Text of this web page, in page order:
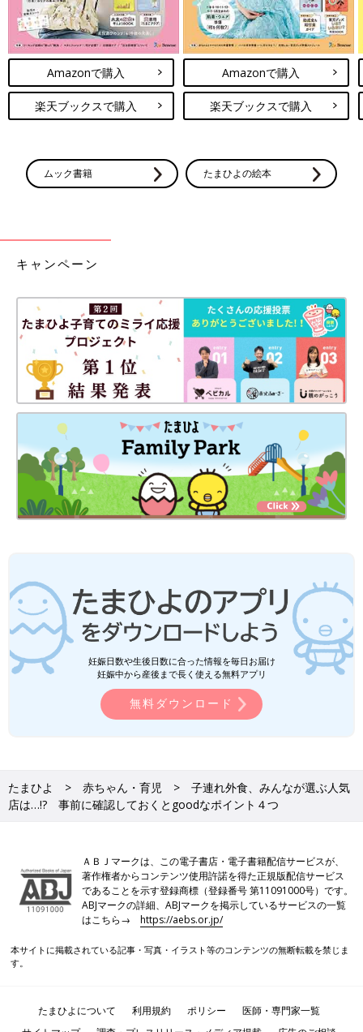
Amazonで購入
楽天ブックスで購入
Amazonで購入
楽天ブックスで購入
ムック書籍 たまひよの絵本
キャンペーン
妊娠日数や生後日数に合った情報を毎日お届け
妊娠中から産後まで長く使える無料アプリ
無料ダウンロード
たまひよ 赤ちゃん・育児
子連れ外食、みんなが選ぶ人気
店は…!? 事前に確認しておくとgoodなポイント４つ
ＡＢＪマークは、この電子書店・電子書籍配信サービスが、
著作権者からコンテンツ使用許諾を得た正規版配信サービス
であることを示す登録商標（登録番号 第11091000号）です。
ABJマークの詳細、ABJマークを掲示しているサービスの一覧
はこちら→https://aebs.or.jp/
本サイトに掲載されている記事・写真・イラスト等のコンテンツの無断転載を禁じま
す。
たまひよについて 利用規約 ポリシー
医師・専門家一覧